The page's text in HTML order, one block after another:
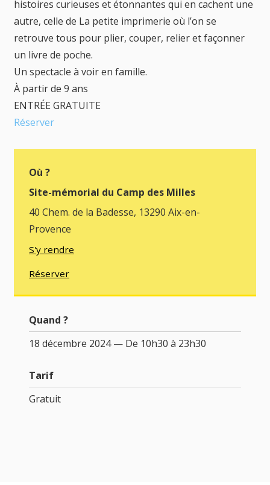
histoires curieuses et étonnantes qui en cachent une
autre, celle de La petite imprimerie où l’on se
retrouve tous pour plier, couper, relier et façonner
un livre de poche.
Un spectacle à voir en famille.
À partir de 9 ans
ENTRÉE GRATUITE
Réserver
Où ?
Site-mémorial du Camp des Milles
40 Chem. de la Badesse, 13290 Aix-en-
Provence
S'y rendre
Réserver
Quand ?
18 décembre 2024 — De 10h30 à 23h30
Tarif
Gratuit